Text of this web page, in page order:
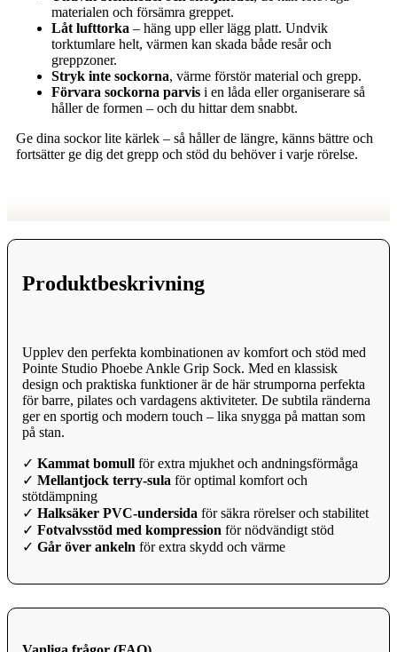
materialen och försämra greppet.
Låt lufttorka – häng upp eller lägg platt. Undvik
torktumlare helt, värmen kan skada både resår och
greppzoner.
Stryk inte sockorna, värme förstör material och grepp.
Förvara sockorna parvis i en låda eller organiserare så
håller de formen – och du hittar dem snabbt.
Ge dina sockor lite kärlek – så håller de längre, känns bättre och
fortsätter ge dig det grepp och stöd du behöver i varje rörelse.
Produktbeskrivning
Upplev den perfekta kombinationen av komfort och stöd med
Pointe Studio Phoebe Ankle Grip Sock. Med en klassisk
design och praktiska funktioner är de här strumporna perfekta
för barre, pilates och vardagens aktiviteter. De subtila ränderna
ger en sportig och modern touch – lika snygga på mattan som
på stan.
✓ Kammat bomull för extra mjukhet och andningsförmåga
✓ Mellantjock terry-sula för optimal komfort och
stötdämpning
✓ Halksäker PVC-undersida för säkra rörelser och stabilitet
✓ Fotvalvsstöd med kompression för nödvändigt stöd
✓ Går över ankeln för extra skydd och värme